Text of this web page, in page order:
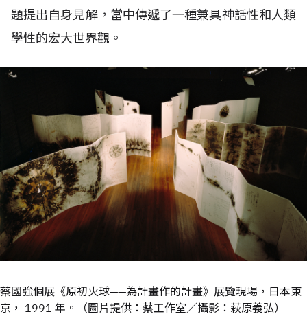
題提出自身見解，當中傳遞了一種兼具神話性和人類
學性的宏大世界觀。
蔡國強個展《原初火球——為計畫作的計畫》展覽現場，日本東
京， 1991 年。（圖片提供：蔡工作室／攝影：萩原義弘）